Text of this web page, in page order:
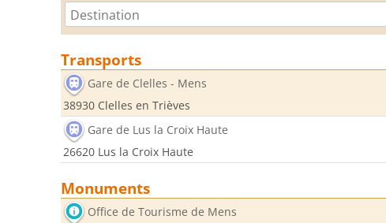
Transports
Gare de Clelles - Mens
38930 Clelles en Trièves
Gare de Lus la Croix Haute
26620 Lus la Croix Haute
Monuments
Office de Tourisme de Mens